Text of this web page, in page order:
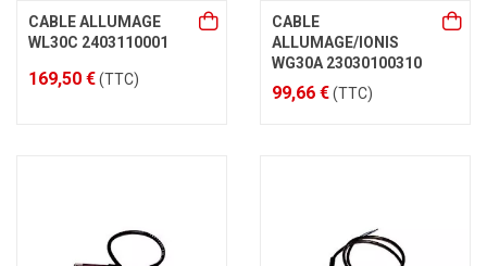
CABLE ALLUMAGE
WL30C 2403110001
169,50 €(TTC)
CABLE
ALLUMAGE/IONIS
WG30A 23030100310
99,66 €(TTC)